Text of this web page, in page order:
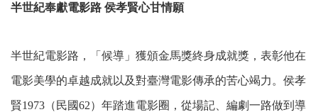
半世紀奉獻電影路 侯孝賢心甘情願
半世紀電影路，「候導」獲頒金馬獎終身成就獎，表彰他在
電影美學的卓越成就以及對臺灣電影傳承的苦心竭力。侯孝
賢1973（民國62）年踏進電影圈，從場記、編劇一路做到導